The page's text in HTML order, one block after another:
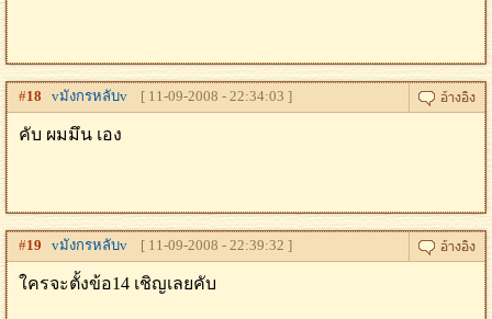
#18 vมังกรหลับv [ 11-09-2008 - 22:34:03 ]
คับ ผมมึน เอง
#19 vมังกรหลับv [ 11-09-2008 - 22:39:32 ]
ใครจะตั้งข้อ14 เชิญเลยคับ